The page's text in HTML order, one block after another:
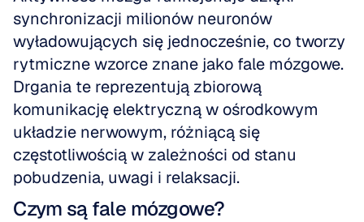
synchronizacji milionów neuronów
wyładowujących się jednocześnie, co tworzy
rytmiczne wzorce znane jako fale mózgowe.
Drgania te reprezentują zbiorową
komunikację elektryczną w ośrodkowym
układzie nerwowym, różniącą się
częstotliwością w zależności od stanu
pobudzenia, uwagi i relaksacji.
Czym są fale mózgowe?